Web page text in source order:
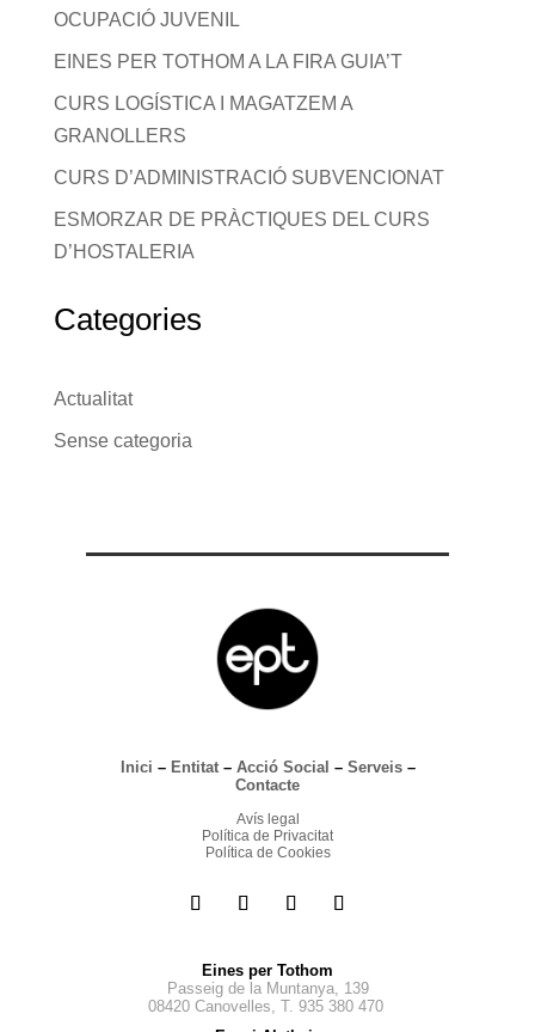
OCUPACIÓ JUVENIL
EINES PER TOTHOM A LA FIRA GUIA’T
CURS LOGÍSTICA I MAGATZEM A
GRANOLLERS
CURS D’ADMINISTRACIÓ SUBVENCIONAT
ESMORZAR DE PRÀCTIQUES DEL CURS
D’HOSTALERIA
Categories
Actualitat
Sense categoria
Inici – Entitat– Acció Social – Serveis–
Contacte
Avís legal
Política de Privacitat
Política de Cookies
Eines per Tothom
Passeig de la Muntanya, 139
08420 Canovelles, T. 935 380 470